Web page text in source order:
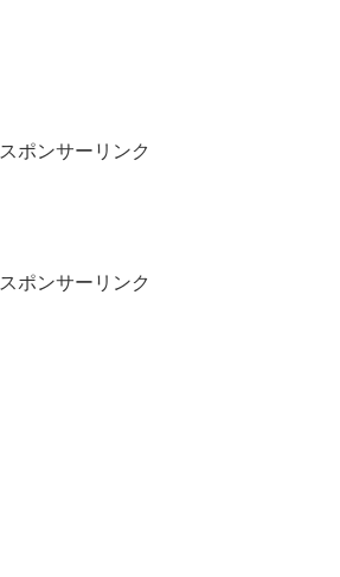
スポンサーリンク
スポンサーリンク